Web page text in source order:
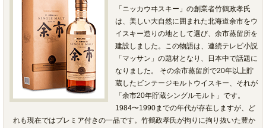
「ニッカウヰスキー」の創業者竹鶴政孝氏
は、美しい大自然に囲まれた北海道余市をウ
イスキー造りの地として選び、余市蒸留所を
建設しました。この物語は、連続テレビ小説
「マッサン」の題材となり、日本中で話題に
なりました。 その余市蒸留所で20年以上貯
蔵したビンテージモルトウイスキー、それが
「余市20年貯蔵シングルモルト」です。
1984〜1990までの年代が存在しますが、ど
れも現在ではプレミア付きの一品です。竹鶴政孝氏が拘りに拘り抜いた豊か